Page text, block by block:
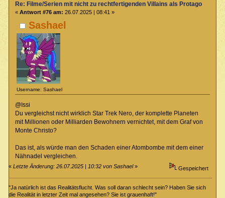
Sashael
Username: Sashael
Re: Filme/Serien mit nicht zu rechtfertigenden Villains als Protagonisten?
« Antwort #76 am: 26.07.2025 | 08:41 »
@Issi
Du vergleichst nicht wirklich Star Trek Nero, der komplette Planeten
mit Millionen oder Milliarden Bewohnern vernichtet, mit dem Graf von
Monte Christo?
Das ist, als würde man den Schaden einer Atombombe mit dem einer
Nähnadel vergleichen.
«Letzte Änderung: 26.07.2025 | 10:32 von Sashael» Gespeichert
"Ja natürlich ist das Realitätsflucht. Was soll daran schlecht sein? Haben Sie sich
die Realität in letzter Zeit mal angesehen? Sie ist grauenhaft!"